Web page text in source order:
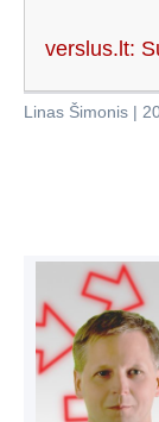
verslus.lt:
Linas Šimonis |